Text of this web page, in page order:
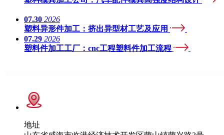
07.30 2026
塑料异形件加工：挤出异型材工艺及应用
07.29 2026
塑料件加工工厂：cnc工程塑料件加工流程
地址